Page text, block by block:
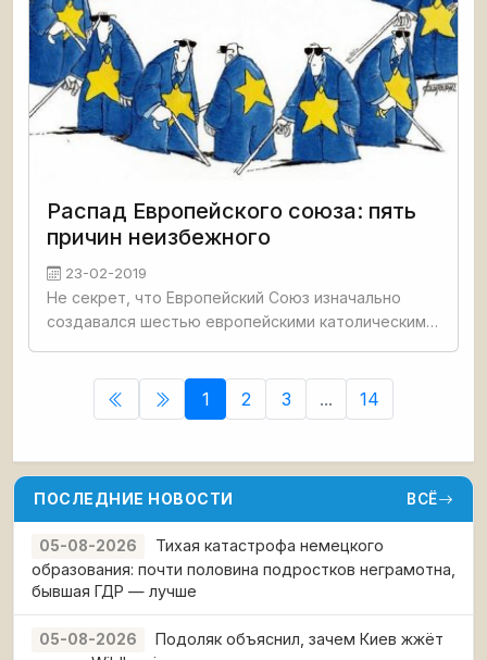
Распад Европейского союза: пять
причин неизбежного
23-02-2019
Не секрет, что Европейский Союз изначально
создавался шестью европейскими католическими
однородного
1 2 3 ... 14
ПОСЛЕДНИЕ НОВОСТИ ВСЁ
05-08-2026
Тихая катастрофа немецкого
образования: почти половина подростков неграмотна,
бывшая ГДР — лучше
05-08-2026
Подоляк объяснил, зачем Киев жжёт